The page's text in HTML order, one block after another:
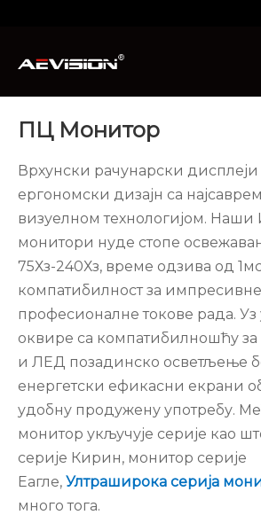
ПЦ Монитор
Врхунски рачунарски дисплеји
ергономски дизајн са
визуелном технологијом.
монитори нуде стопе
75Хз-240Хз, време одзива од
компатибилност за
професионалне токове рада. Уз
оквире са компатибилношћу
и ЛЕД позадинско осветљење
енергетски ефикасни екрани
удобну продужену употребу.
монитор укључује серије као
серије Кирин, монитор серије
Еагле, Ултраширока серија
много тога.